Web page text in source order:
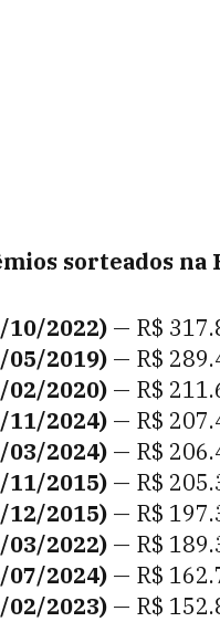
sorteados na
10/2022) — R$
05/2019) — R$
02/2020) — R$
11/2024) — R$
03/2024) — R$
11/2015) — R$
12/2015) — R$
03/2022) — R$
07/2024) — R$
02/2023) — R$